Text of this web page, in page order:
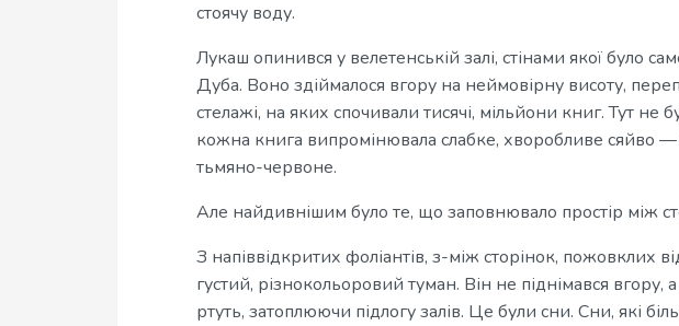
стоячу воду.
Лукаш опинився у велетенській залі, стінами якої було
Дуба. Воно здіймалося вгору на неймовірну висоту,
стелажі, на яких спочивали тисячі, мільйони книг. Тут не
кожна книга випромінювала слабке, хворобливе сяйво —
тьмяно-червоне.
Але найдивнішим було те, що заповнювало простір між
З напіввідкритих фоліантів, з-між сторінок, пожовклих
густий, різнокольоровий туман. Він не піднімався вгору,
ртуть, затоплюючи підлогу залів. Це були сни. Сни, які